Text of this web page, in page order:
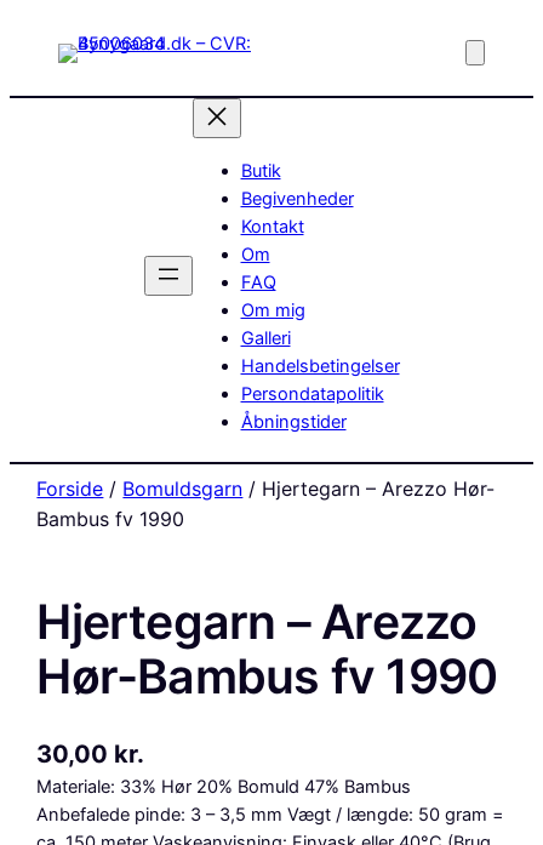
Butik
Begivenheder
Kontakt
Om
FAQ
Om mig
Galleri
Handelsbetingelser
Persondatapolitik
Åbningstider
Forside / Bomuldsgarn / Hjertegarn – Arezzo Hør-
Bambus fv 1990
Hjertegarn – Arezzo
Hør-Bambus fv 1990
30,00 kr.
Materiale: 33% Hør 20% Bomuld 47% Bambus
Anbefalede pinde: 3 – 3,5 mm Vægt / længde: 50 gram =